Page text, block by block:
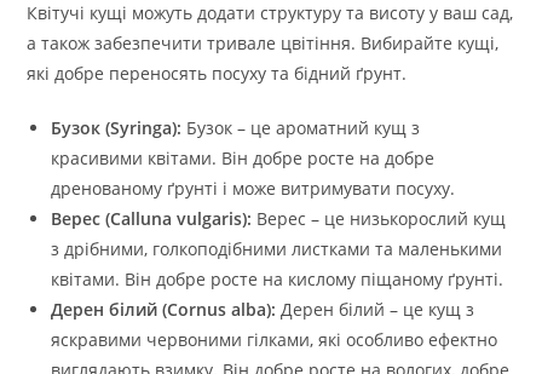
Квітучі кущі можуть додати структуру та висоту у ваш сад,
а також забезпечити тривале цвітіння. Вибирайте кущі,
які добре переносять посуху та бідний ґрунт.
Бузок (Syringa): Бузок – це ароматний кущ з
красивими квітами. Він добре росте на добре
дренованому ґрунті і може витримувати посуху.
Верес (Calluna vulgaris): Верес – це низькорослий кущ
з дрібними, голкоподібними листками та маленькими
квітами. Він добре росте на кислому піщаному ґрунті.
Дерен білий (Cornus alba): Дерен білий – це кущ з
яскравими червоними гілками, які особливо ефектно